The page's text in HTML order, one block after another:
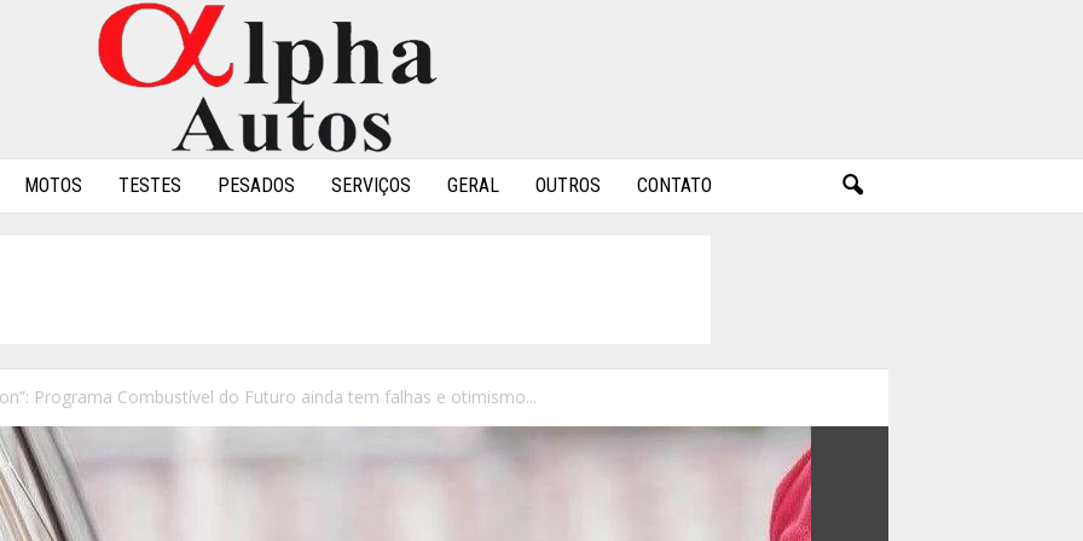
MOTOS TESTES PESADOS SERVIÇOS GERAL OUTROS CONTATO
Programa Combustível do Futuro ainda tem falhas e otimismo...